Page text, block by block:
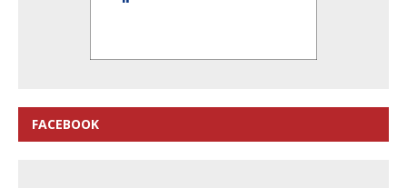
FACEBOOK